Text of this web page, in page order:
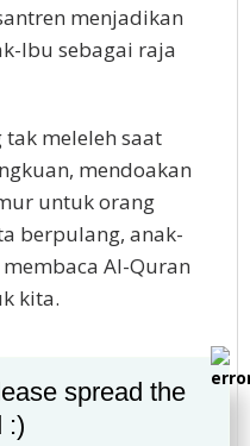
menjadikan
Ibu sebagai raja
meleleh saat
mendoakan
untuk orang
berpulang, anak-
Al-Quran
kita.
spread the
:)